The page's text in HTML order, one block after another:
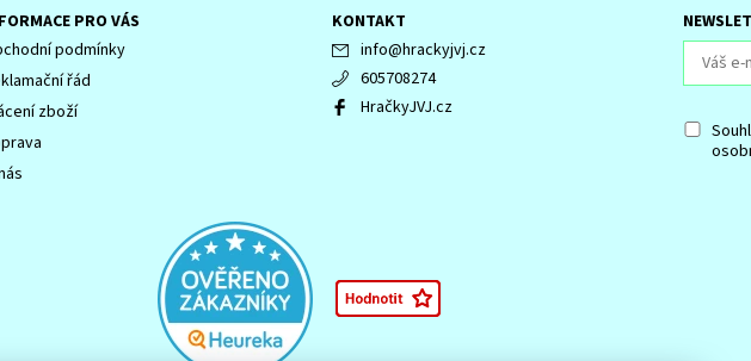
PRO VÁS
podmínky
řád
zboží
KONTAKT
info@hrackyjvj.cz
605708274
HračkyJVJ.cz